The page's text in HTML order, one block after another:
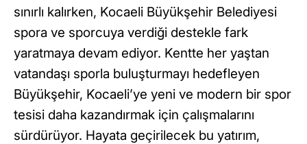
sınırlı kalırken, Kocaeli Büyükşehir Belediyesi
spora ve sporcuya verdiği destekle fark
yaratmaya devam ediyor. Kentte her yaştan
vatandaşı sporla buluşturmayı hedefleyen
Büyükşehir, Kocaeli’ye yeni ve modern bir spor
tesisi daha kazandırmak için çalışmalarını
sürdürüyor. Hayata geçirilecek bu yatırım,